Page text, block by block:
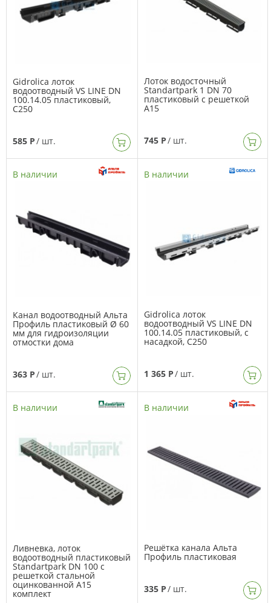
Gidrolica лоток
водоотводный VS LINE DN
100.14.05 пластиковый,
C250
585 Р/ шт.
Лоток водосточный
Standartpark 1 DN 70
пластиковый с решеткой
А15
745 Р/ шт.
В наличии
Канал водоотводный Альта
Профиль пластиковый Ø 60
мм для гидроизоляции
отмостки дома
363 Р/ шт.
В наличии
Gidrolica лоток
водоотводный VS LINE DN
100.14.05 пластиковый, с
насадкой, C250
1 365 Р/ шт.
В наличии
Ливневка, лоток
водоотводный пластиковый
Standartpark DN 100 с
решеткой стальной
оцинкованной А15
комплект
В наличии
Решётка канала Альта
Профиль пластиковая
335 Р/ шт.